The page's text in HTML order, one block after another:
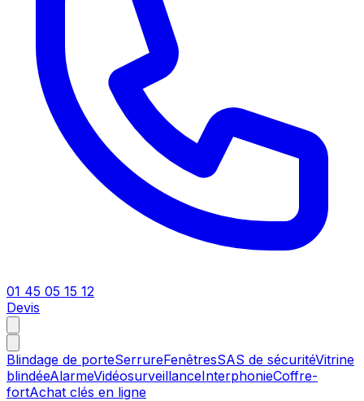
01 45 05 15 12
Devis
Blindage de porteSerrureFenêtresSAS de sécuritéVitrine
blindéeAlarmeVidéosurveillanceInterphonieCoffre-
fortAchat clés en ligne